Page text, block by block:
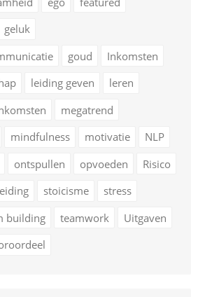
geluk
goud
Inkomsten
leiding geven
leren
megatrend
mindfulness motivatie
NLP
ontspullen opvoeden
Risico
stoicisme
stress
building teamwork
Uitgaven